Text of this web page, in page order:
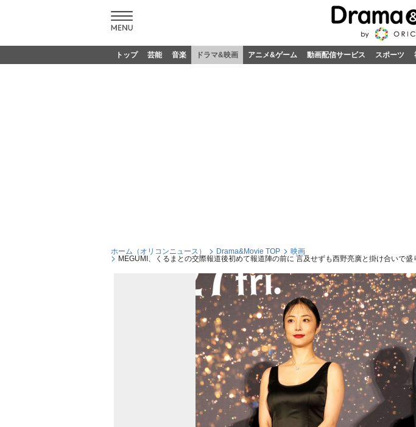
トップ 芸能 音楽 ドラマ&映画 アニメ&ゲーム 動画配信サービス スポーツ
ホーム（オリコンニュース） Drama&Movie TOP
映画
MEGUMI、くるまとの交際報道後初めて報道陣の前に 言及せずも西野亮廣と掛け合いで盛